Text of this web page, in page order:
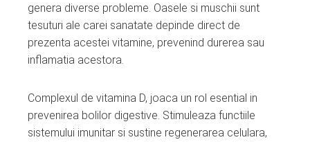
genera diverse probleme. Oasele si muschii sunt
tesuturi ale carei sanatate depinde direct de
prezenta acestei vitamine, prevenind durerea sau
inflamatia acestora.
Complexul de vitamina D, joaca un rol esential in
prevenirea bolilor digestive. Stimuleaza functiile
sistemului imunitar si sustine regenerarea celulara,